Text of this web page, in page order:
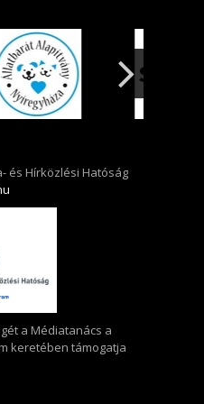
és Hírközlési Hatóság
a Médiatanács a
keretében támogatja